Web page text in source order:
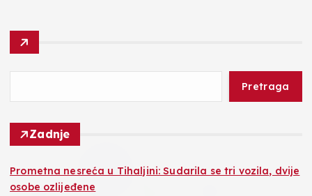
Pretraga
Zadnje
Prometna nesreća u Tihaljini: Sudarila se tri vozila, dvije
osobe ozlijeđene